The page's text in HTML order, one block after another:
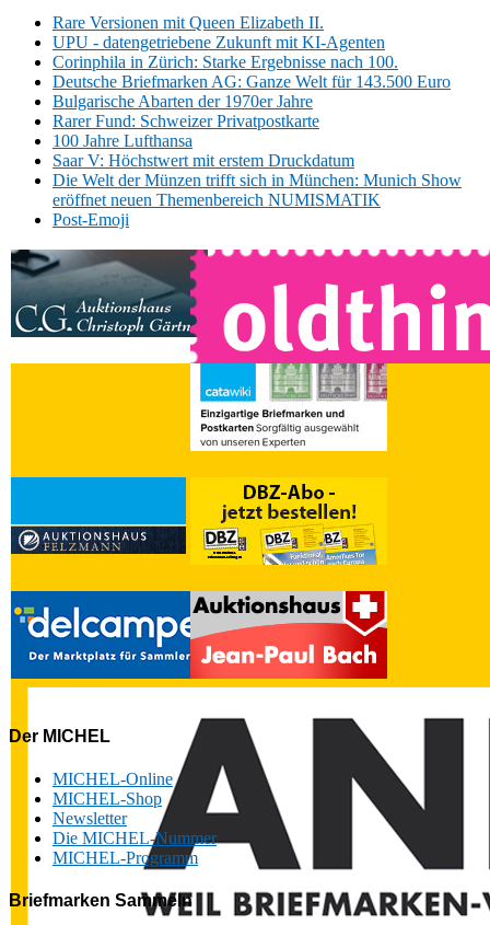
Rare Versionen mit Queen Elizabeth II.
UPU - datengetriebene Zukunft mit KI-Agenten
Corinphila in Zürich: Starke Ergebnisse nach 100.
Deutsche Briefmarken AG: Ganze Welt für 143.500 Euro
Bulgarische Abarten der 1970er Jahre
Rarer Fund: Schweizer Privatpostkarte
100 Jahre Lufthansa
Saar V: Höchstwert mit erstem Druckdatum
Die Welt der Münzen trifft sich in München: Munich Show
eröffnet neuen Themenbereich NUMISMATIK
Post-Emoji
Der MICHEL
MICHEL-Online
MICHEL-Shop
Newsletter
Die MICHEL-Nummer
MICHEL-Programm
Briefmarken Sammeln